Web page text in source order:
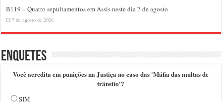
B119 – Quatro sepultamentos em Assis neste dia 7 de agosto
7 de agosto de 2026
Enquetes
Você acredita em punições na Justiça no caso das 'Máfia das multas de
trânsito'?
SIM